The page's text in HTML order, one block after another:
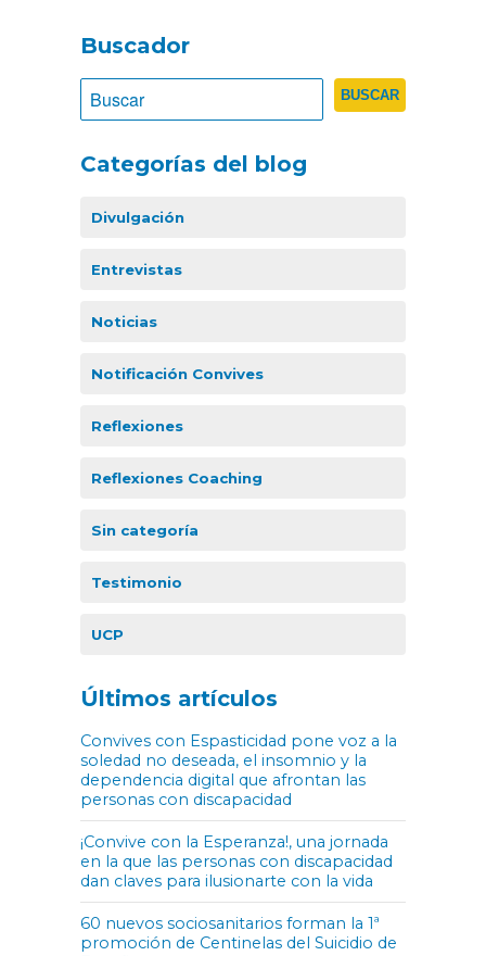
Buscador
Categorías del blog
Divulgación
Entrevistas
Noticias
Notificación Convives
Reflexiones
Reflexiones Coaching
Sin categoría
Testimonio
UCP
Últimos artículos
Convives con Espasticidad pone voz a la
soledad no deseada, el insomnio y la
dependencia digital que afrontan las
personas con discapacidad
¡Convive con la Esperanza!, una jornada
en la que las personas con discapacidad
dan claves para ilusionarte con la vida
60 nuevos sociosanitarios forman la 1ª
promoción de Centinelas del Suicidio de